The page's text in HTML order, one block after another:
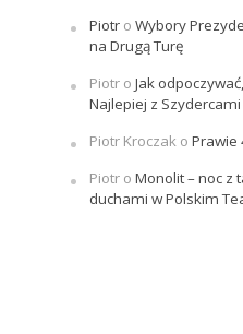
Piotro Wybory
na Drugą Turę
Piotro Jak
Najlepiej z Szydercami
Piotr Kroczako Prawie
Piotro Monolit – noc z
duchami w Polskim